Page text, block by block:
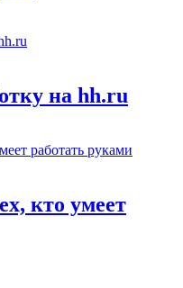
на hh.ru
кто умеет